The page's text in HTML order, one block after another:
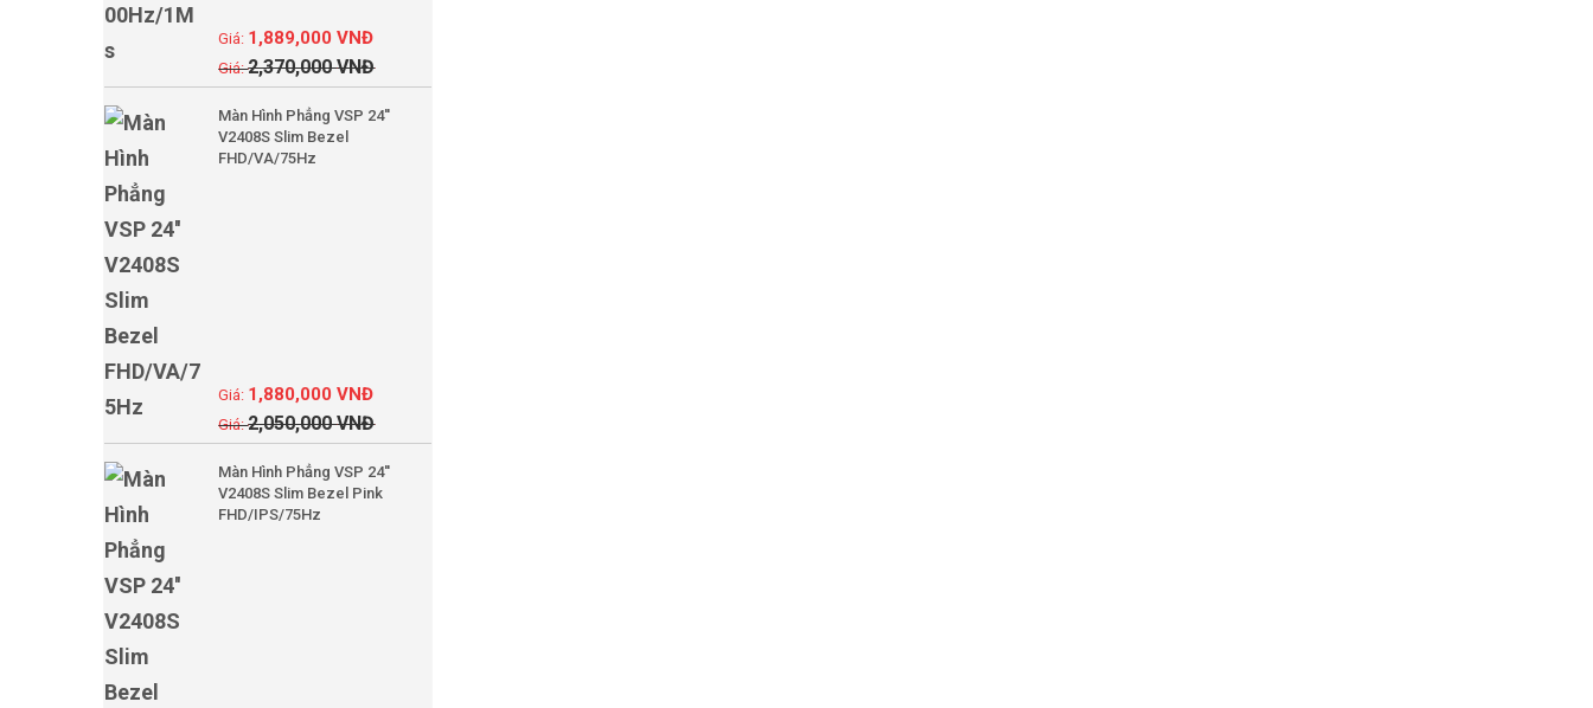
2,370,000VNĐ
1,889,000VNĐ
Màn Hình Phẳng VSP 24''
V2408S Slim Bezel
FHD/VA/75Hz
2,050,000VNĐ
1,880,000VNĐ
Màn Hình Phẳng VSP 24''
V2408S Slim Bezel Pink
FHD/IPS/75Hz